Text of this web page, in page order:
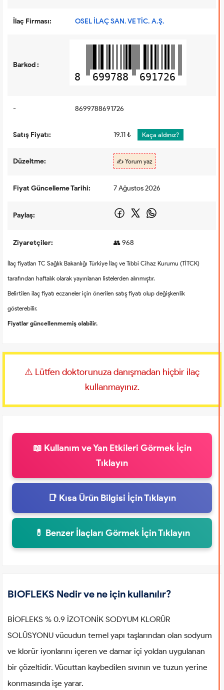
İlaç Firması: OSEL İLAÇ SAN. VE TİC. A.Ş.
Barkod :
8 699788 691726
- 8699788691726
Satış Fiyatı: 19.11 ₺ Kaça aldınız?
Düzeltme: ✍️ Yorum yaz
Fiyat Güncelleme Tarihi: 7 Ağustos 2026
Paylaş:
Ziyaretçiler: 👥 968
İlaç fiyatları TC Sağlık Bakanlığı Türkiye İlaç ve Tıbbi Cihaz Kurumu (TİTCK)
tarafından haftalık olarak yayınlanan listelerden alınmıştır.
Belirtilen ilaç fiyatı eczaneler için önerilen satış fiyatı olup değişkenlik
gösterebilir.
Fiyatlar güncellenmemiş olabilir.
⚠️ Lütfen doktorunuza danışmadan hiçbir ilaç
kullanmayınız.
📖 Kullanım ve Yan Etkileri Görmek İçin
Tıklayın
📑 Kısa Ürün Bilgisi İçin Tıklayın
💊 Benzer İlaçları Görmek İçin Tıklayın
BIOFLEKS Nedir ve ne için kullanılır?
BİOFLEKS % 0.9 İZOTONİK SODYUM KLORÜR
SOLÜSYONU vücudun temel yapı taşlarından olan sodyum
ve klorür iyonlarını içeren ve damar içi yoldan uygulanan
bir çözeltidir. Vücuttan kaybedilen sıvının ve tuzun yerine
konmasında işe yarar.